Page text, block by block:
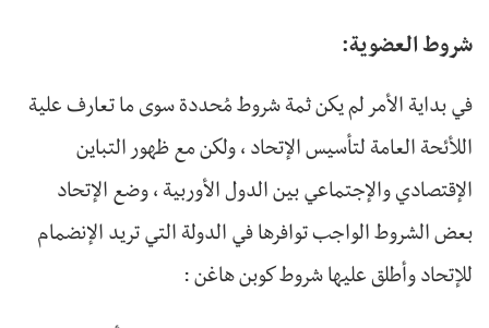
شروط العضوية:
في بداية الأمر لم يكن ثمة شروط مُحددة سوى ما تعارف علية
اللأئحة العامة لتأسيس الإتحاد ، ولكن مع ظهور التباين
الإقتصادي والإجتماعي بين الدول الأوربية ، وضع الإتحاد
بعض الشروط الواجب توافرها في الدولة التي تريد الإنضمام
للإتحاد وأطلق عليها شروط كوبن هاغن :